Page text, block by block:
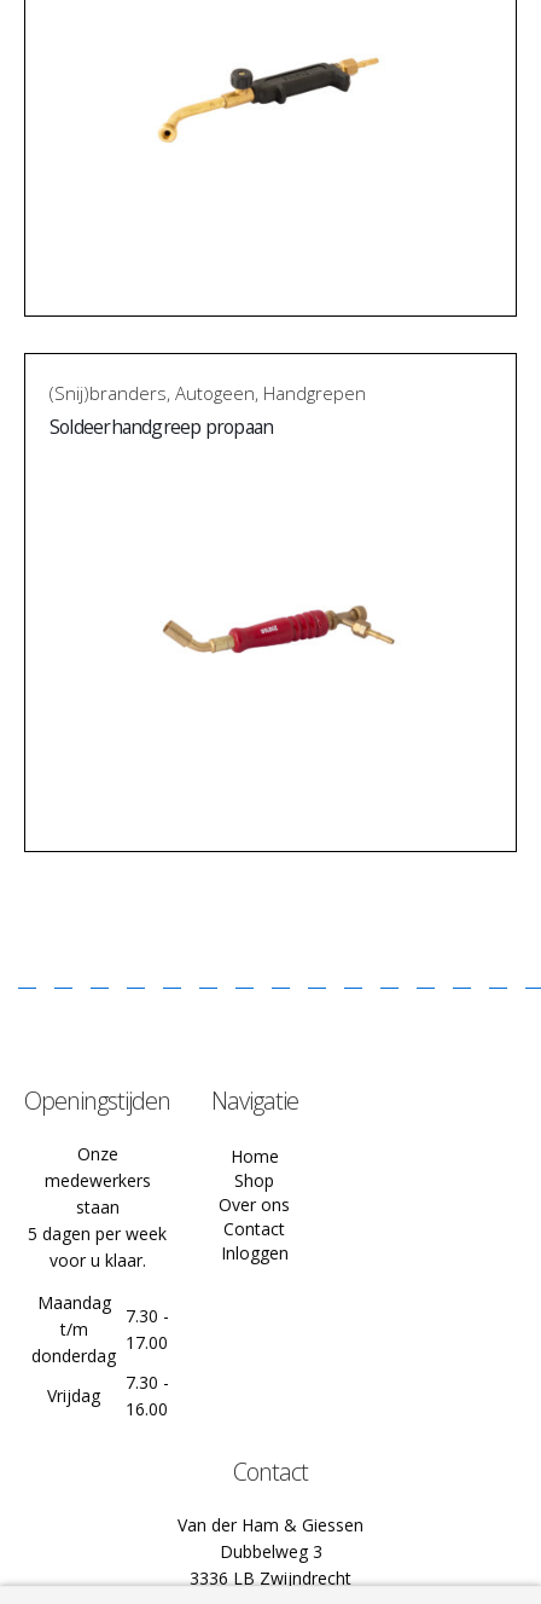
(Snij)branders, Autogeen, Handgrepen
Soldeerhandgreep propaan
Openingstijden
Onze
medewerkers
staan
5 dagen per week
voor u klaar.
Maandag
t/m
donderdag
7.30 -
17.00
Vrijdag
7.30 -
16.00
Navigatie
Home
Shop
Over ons
Contact
Inloggen
Contact
Van der Ham & Giessen
Dubbelweg 3
3336 LB Zwijndrecht